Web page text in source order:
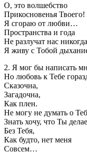
О, это волшебство
Прикосновенья Твоего!
Я сгораю от любви…
Пространства и года
Не разлучат нас
Я живу с Тобой
2. Я мог бы написать
Но любовь к Тебе
Сказочна,
Загадочна,
Как плен.
Не могу не думать о
Знать хочу, что Ты
Без Тебя,
Как будто, нет меня
Совсем…